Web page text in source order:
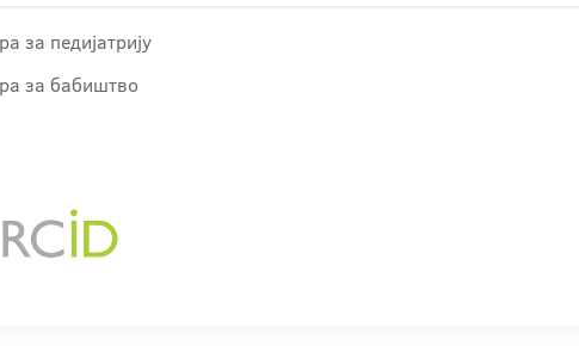
за педијатрију
за бабиштво